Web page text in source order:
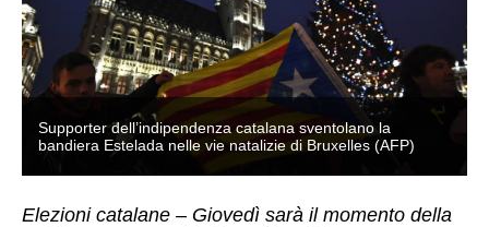
Supporter dell’indipendenza catalana sventolano la
bandiera Estelada nelle vie natalizie di Bruxelles (AFP)
Elezioni catalane – Giovedì sarà il momento della